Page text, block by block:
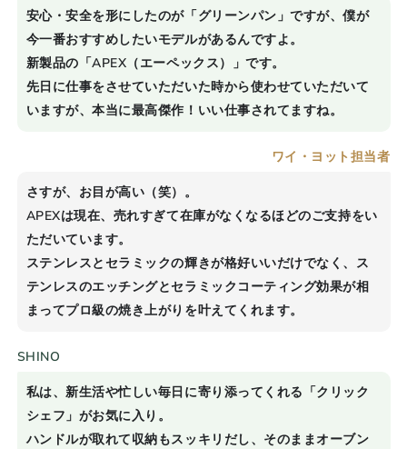
安心・安全を形にしたのが「グリーンパン」ですが、僕が
今一番おすすめしたいモデルがあるんですよ。
新製品の「APEX （エーペックス）」です。
先日に仕事をさせていただいた時から使わせていただいて
いますが、本当に最高傑作！いい仕事されてますね。
ワイ・ヨット担当者
さすが、お目が高い（笑）。
APEXは現在、売れすぎて在庫がなくなるほどのご支持をい
ただいています。
ステンレスとセラミックの輝きが格好いいだけでなく、ス
テンレスのエッチングとセラミックコーティング効果が相
まってプロ級の焼き上がりを叶えてくれます。
SHINO
私は、新生活や忙しい毎日に寄り添ってくれる「クリック
シェフ」がお気に入り。
ハンドルが取れて収納もスッキリだし、そのままオーブン